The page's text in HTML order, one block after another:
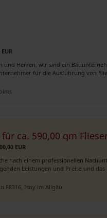
und Herren, wir sind ein
für die Ausführung von
für ca. 590,00 qm
EUR
nach einem professionellen
Leistungen und Preise und das
in 88316, Isny im Allgäu